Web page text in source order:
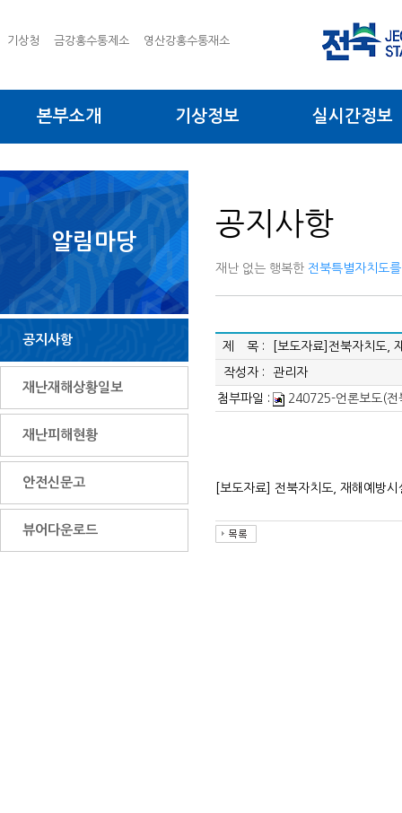
기상청 금강홍수통제소 영산강홍수통재소
본부소개 기상정보 실시간정보
알림마당
공지사항
재난재해상황일보
재난피해현황
안전신문고
뷰어다운로드
공지사항
재난 없는 행복한 전북특별자치도
제 목 : [보도자료]전북자치도,
작성자 : 관리자
첨부파일 : 240725-언론보도(전
[보도자료] 전북자치도, 재해예방